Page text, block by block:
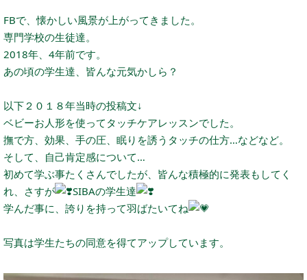
FBで、懐かしい風景が上がってきました。
専門学校の生徒達。
2018年、4年前です。
あの頃の学生達、皆んな元気かしら？
以下２０１８年当時の投稿文↓
ベビーお人形を使ってタッチケアレッスンでした。
撫で方、効果、手の圧、眠りを誘うタッチの仕方…などなど。
そして、自己肯定感について…
初めて学ぶ事たくさんでしたが、皆んな積極的に発表もしてく
れ、さすが
SIBAの学生達
学んだ事に、誇りを持って羽ばたいてね
写真は学生たちの同意を得てアップしています。